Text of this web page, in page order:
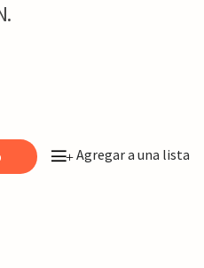
+Agregar a una lista